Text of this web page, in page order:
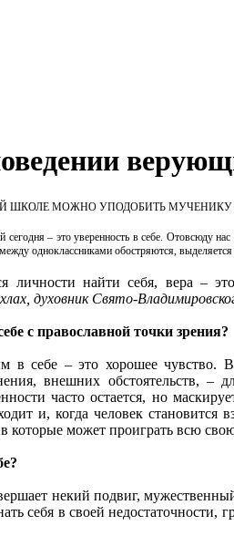
ШКОЛЕ МОЖНО УПОДОБИТЬ МУЧЕНИКУ
– это уверенность в себе. Отовсюду
одноклассниками обостряются,
личности найти себя, вера –
духовник Свято-
с православной точки зрения?
себе – это хорошее чувство.
внешних обстоятельств, –
часто остается, но
и, когда человек
может проиграть всю
некий подвиг,
себя в своей